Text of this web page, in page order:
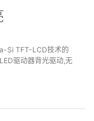
Si TFT-LCD技术的
驱动器背光驱动,无